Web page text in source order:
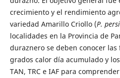
crecimiento y el rendimiento
variedad Amarillo Criollo (P.
localidades en la Provincia de
duraznero se deben conocer las
grados calor día acumulado y
TAN, TRC e IAF para